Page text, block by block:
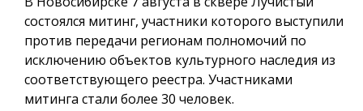
состоялся митинг, участники которого выступили
против передачи регионам полномочий по
исключению объектов культурного наследия из
соответствующего реестра. Участниками
митинга стали более 30 человек.